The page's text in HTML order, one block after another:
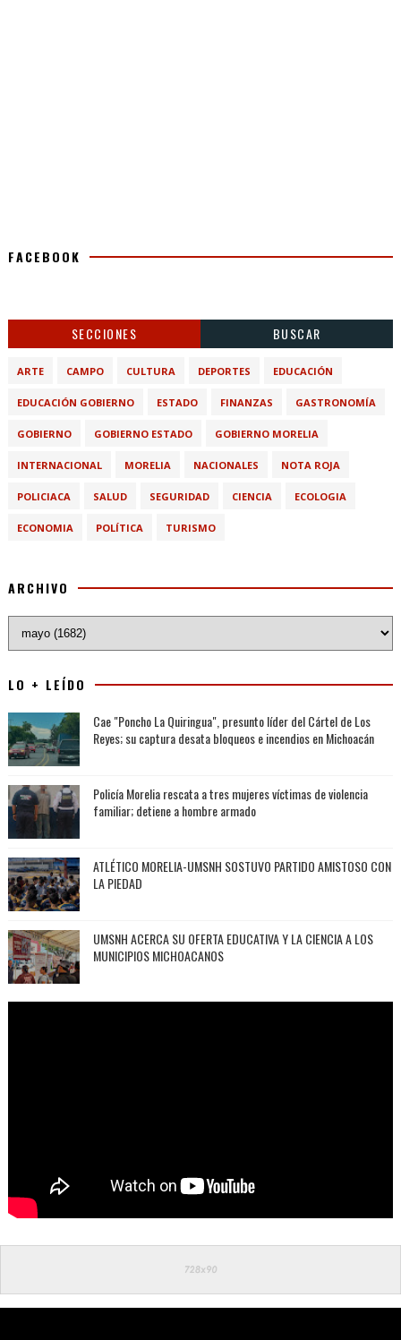
FACEBOOK
SECCIONES BUSCAR
ARTE CAMPO CULTURA DEPORTES EDUCACIÓN
EDUCACIÓN GOBIERNO ESTADO FINANZAS GASTRONOMÍA
GOBIERNO GOBIERNO ESTADO GOBIERNO MORELIA
INTERNACIONAL MORELIA NACIONALES NOTA ROJA
POLICIACA SALUD SEGURIDAD CIENCIA ECOLOGIA
ECONOMIA POLÍTICA TURISMO
ARCHIVO
LO + LEÍDO
Cae "Poncho La Quiringua", presunto líder del Cártel de Los
Reyes; su captura desata bloqueos e incendios en Michoacán
Policía Morelia rescata a tres mujeres víctimas de violencia
familiar; detiene a hombre armado
ATLÉTICO MORELIA-UMSNH SOSTUVO PARTIDO AMISTOSO CON
LA PIEDAD
UMSNH ACERCA SU OFERTA EDUCATIVA Y LA CIENCIA A LOS
MUNICIPIOS MICHOACANOS